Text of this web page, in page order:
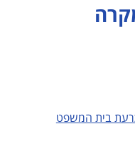
בית המשפט